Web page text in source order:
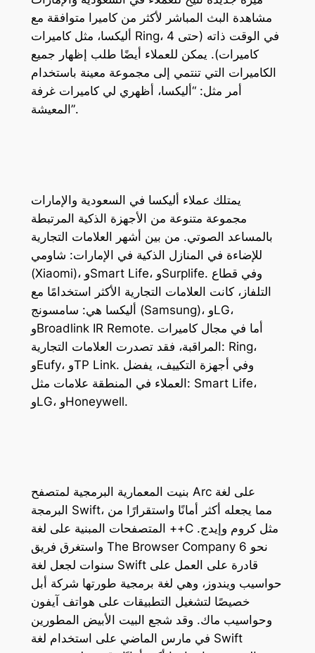
مشاهدة البث المباشر لأكثر من كاميرا متوافقة مع
أليكسا، مثل كاميرات Ring، في الوقت ذاته (حتى 4
كاميرات). يمكن للعملاء أيضًا طلب إظهار جميع
الكاميرات التي تنتمي إلى مجموعة معينة باستخدام
أمر مثل: “أليكسا، أظهري لي كاميرات غرفة
المعيشة”.
يمتلك عملاء أليكسا في السعودية والإمارات
مجموعة متنوعة من الأجهزة الذكية المرتبطة
بالمساعد الصوتي. من بين أشهر العلامات التجارية
للإضاءة في المنازل الذكية في الإمارات: شاومي
(Xiaomi)، وSmart Life، وSurplife. وفي قطاع
التلفاز، كانت العلامات التجارية الأكثر استخدامًا مع
أليكسا هي: سامسونج (Samsung)، وLG،
وBroadlink IR Remote. أما في مجال كاميرات
المراقبة، فقد تصدرت العلامات التجارية: Ring،
وEufy، وTP Link. وفي أجهزة التكييف، يفضل
العملاء في المنطقة علامات مثل: Smart Life،
وLG، وHoneywell.
بنيت المعمارية البرمجية لمتصفح Arc على لغة
البرمجة Swift، مما يجعله أكثر أمانًا واستقرارًا من
المتصفحات المبنية على لغة ++C مثل كروم وإيدج.
واستغرق فريق The Browser Company نحو 6
سنوات لجعل لغة Swift قادرة على العمل على
حواسيب ويندوز، وهي لغة برمجية طورتها شركة أبل
خصيصًا لتشغيل التطبيقات على هواتف آيفون
وحواسيب ماك. وقد شجع البيت الأبيض المطورين
في مارس الماضي على استخدام لغة Swift